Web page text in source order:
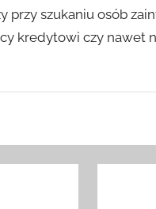
przy szukaniu osób
kredytowi czy nawet